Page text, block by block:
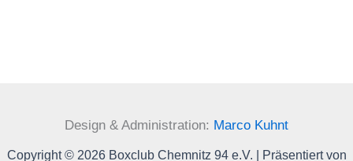
Design & Administration: Marco Kuhnt
Copyright © 2026 Boxclub Chemnitz 94 e.V. | Präsentiert von